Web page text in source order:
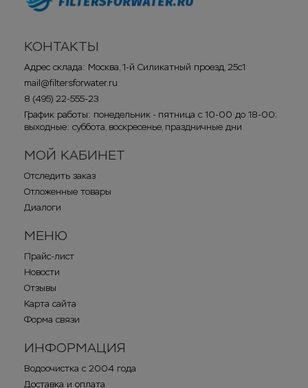
КОНТАКТЫ
Адрес склада: Москва, 1-й Силикатный проезд, 25с1
mail@filtersforwater.ru
8 (495) 22-555-23
График работы: понедельник - пятница с 10-00 до 18-00;
выходные: суббота, воскресенье, праздничные дни
МОЙ КАБИНЕТ
Отследить заказ
Отложенные товары
Диалоги
МЕНЮ
Прайс-лист
Новости
Отзывы
Карта сайта
Форма связи
ИНФОРМАЦИЯ
Водоочистка с 2004 года
Доставка и оплата